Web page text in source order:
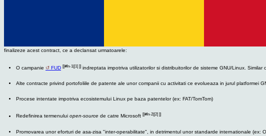
finalizeze acest contract, ce a declansat urmatoarele:
O campanie FUD [[#fn-1|[1] ]] indreptata impotriva utilizatorilor si distribuitorilor de sisteme GNU/Linux. Similar
Alte contracte privind portofoliile de patente ale unor companii cu activitati ce evolueaza in jurul platformei
Procese intentate impotriva ecosistemului Linux pe baza patentelor (ex: FAT/TomTom)
Redefinirea termenului open-source de catre Microsoft [[#fn-2|[2] ]]
Promovarea unor eforturi de asa-zisa "inter-operabilitate", in detrimentul unor standarde internationale (ex: